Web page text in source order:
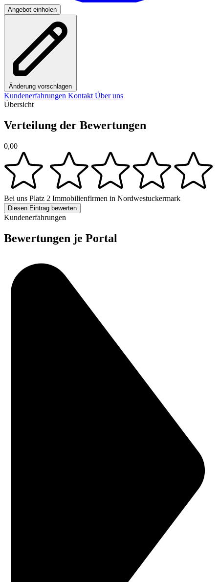
Angebot einholen
Änderung vorschlagen
Kundenerfahrungen Kontakt Über uns
Übersicht
Verteilung der Bewertungen
0,00
Bei uns Platz 2 Immobilienfirmen in Nordwestuckermark
Diesen Eintrag bewerten
Kundenerfahrungen
Bewertungen je Portal